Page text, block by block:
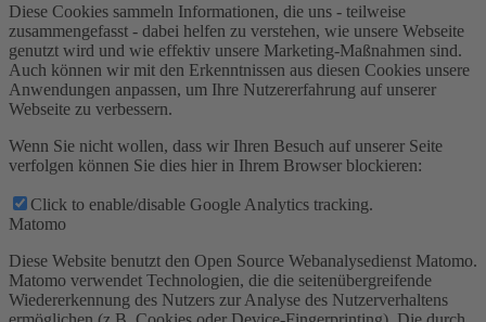
Diese Cookies sammeln Informationen, die uns - teilweise
zusammengefasst - dabei helfen zu verstehen, wie unsere Webseite
genutzt wird und wie effektiv unsere Marketing-Maßnahmen sind.
Auch können wir mit den Erkenntnissen aus diesen Cookies unsere
Anwendungen anpassen, um Ihre Nutzererfahrung auf unserer
Webseite zu verbessern.
Wenn Sie nicht wollen, dass wir Ihren Besuch auf unserer Seite
verfolgen können Sie dies hier in Ihrem Browser blockieren:
Click to enable/disable Google Analytics tracking.
Matomo
Diese Website benutzt den Open Source Webanalysedienst Matomo.
Matomo verwendet Technologien, die die seitenübergreifende
Wiedererkennung des Nutzers zur Analyse des Nutzerverhaltens